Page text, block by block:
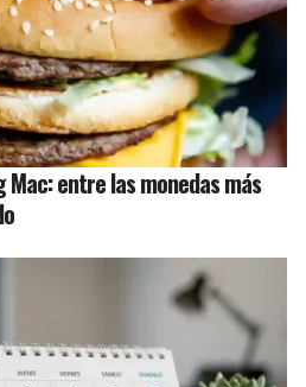
entre las monedas más